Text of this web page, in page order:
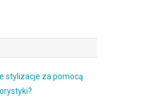
stylizacje za pomocą